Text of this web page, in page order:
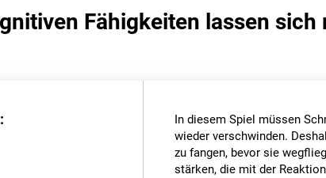
Fähigkeiten lassen
In diesem Spiel müssen
wieder verschwinden.
zu fangen, bevor sie
stärken, die mit der